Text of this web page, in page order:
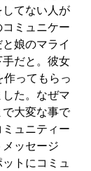
てない人が
ミュニケー
娘のマライ
だと。彼女
ってもらっ
た。なぜマ
大変な事で
ュニティー
ッセージ
トにコミュ